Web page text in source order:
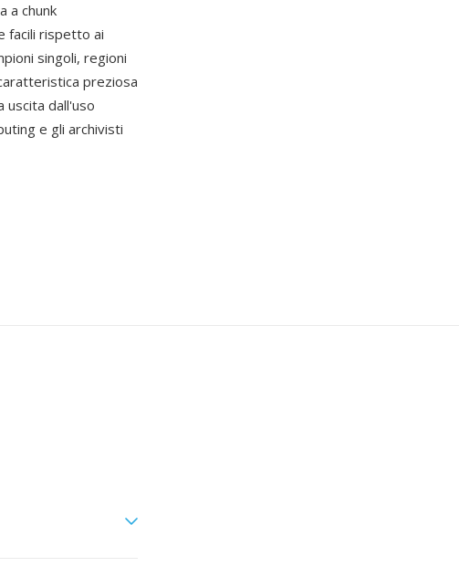
a chunk
facili rispetto ai
singoli, regioni
preziosa
uscita dall'uso
e gli archivisti